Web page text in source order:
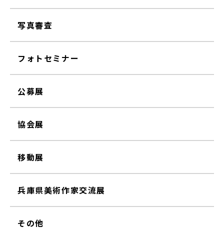
写真審査
フォトセミナー
公募展
協会展
移動展
兵庫県美術作家交流展
その他